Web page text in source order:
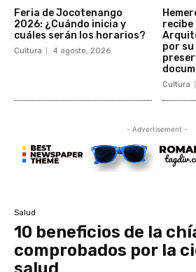
Feria de Jocotenango
2026: ¿Cuándo inicia y
cuáles serán los horarios?
Cultura 4 agosto, 2026
recibe
por
Cultura
- Advertisement -